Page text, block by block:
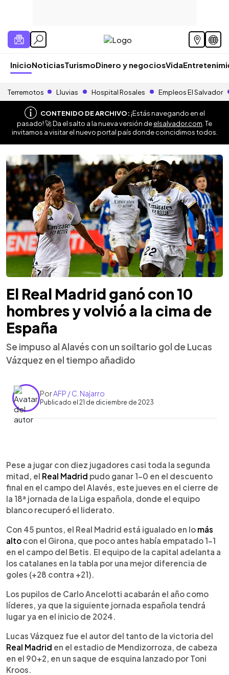
InicioNoticiasTurismoDinero y negociosVida
Terremotos Lluvias Hospital Rosales Empleos El Salvador
CONTENIDO DE ARCHIVO:¡Estás navegando en el
pasado! 🚀 Da el salto a la nueva versión deelsalvador.com . Te
invitamos a visitar el nuevo portal país donde coincidimos todos.
El Real Madrid ganó con 10
hombres y volvió a la cima de
España
Se impuso al Alavés con un soiltario gol de Lucas
Vázquez en el tiempo añadido
PorAFP / C. Najarro
Publicado el 21 de diciembre de 2023
► Escuchar artículo
Pese a jugar con diez jugadores casi toda la segunda
mitad, el Real Madrid pudo ganar 1-0 en el descuento
final en el campo del Alavés, este jueves en el cierre de
la 18ª jornada de la Liga española, donde el equipo
blanco recuperó el liderato.
Con 45 puntos, el Real Madrid está igualado en lo más
alto con el Girona, que poco antes había empatado 1-1
en el campo del Betis. El equipo de la capital adelanta a
los catalanes en la tabla por una mejor diferencia de
goles (+28 contra +21).
Los pupilos de Carlo Ancelotti acabarán el año como
líderes, ya que la siguiente jornada española tendrá
lugar ya en el inicio de 2024.
Lucas Vázquez fue el autor del tanto de la victoria del
Real Madrid en el estadio de Mendizorroza, de cabeza
en el 90+2, en un saque de esquina lanzado por Toni
Kroos.